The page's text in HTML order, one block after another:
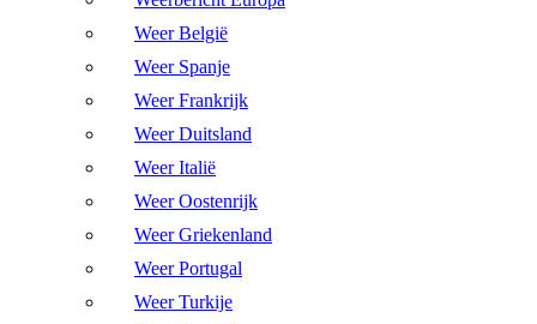
Weer België
Weer Spanje
Weer Frankrijk
Weer Duitsland
Weer Italië
Weer Oostenrijk
Weer Griekenland
Weer Portugal
Weer Turkije